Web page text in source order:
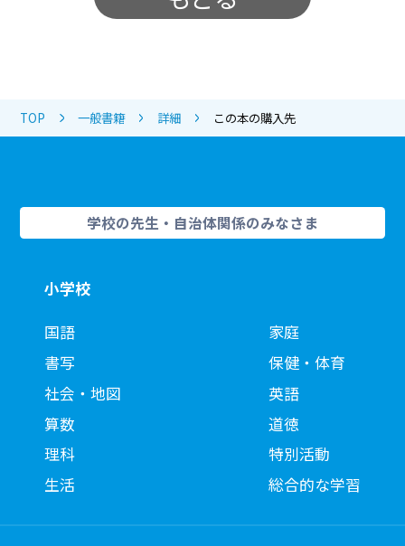
TOP 一般書籍 詳細 この本の購入先
学校の先生・自治体関係のみなさま
小学校
国語
書写
社会・地図
算数
理科
生活
家庭
保健・体育
英語
道徳
特別活動
総合的な学習